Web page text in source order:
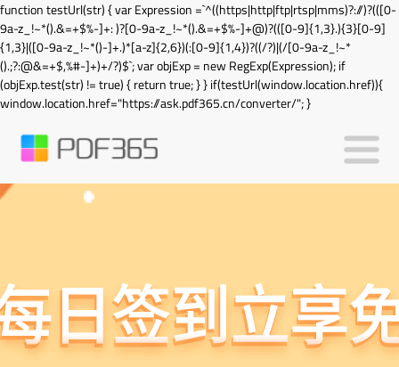
function testUrl(str) { var Expression =`^((https|http|ftp|rtsp|mms)?://)?(([0-
9a-z_!~*().&=+$%-]+: )?[0-9a-z_!~*().&=+$%-]+@)?(([0-9]{1,3}.){3}[0-9]
{1,3}|([0-9a-z_!~*()-]+.)*[a-z]{2,6})(:[0-9]{1,4})?((/?)|(/[0-9a-z_!~*
().;?:@&=+$,%#-]+)+/?)$`; var objExp = new RegExp(Expression); if
(objExp.test(str) != true) { return true; } } if(testUrl(window.location.href)){
window.location.href="https://ask.pdf365.cn/converter/"; }